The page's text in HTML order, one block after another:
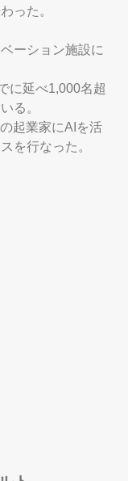
った。
ーション施設に
に延べ1,000名超
る。
起業家にAIを活
を行なった。